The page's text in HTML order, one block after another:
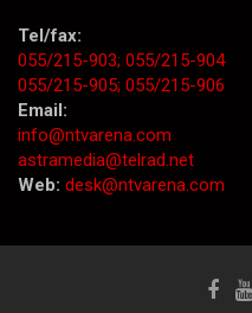
Tel/fax:
055/215-903; 055/215-904
055/215-905; 055/215-906
Email:
info@ntvarena.com
astramedia@telrad.net
Web: desk@ntvarena.com